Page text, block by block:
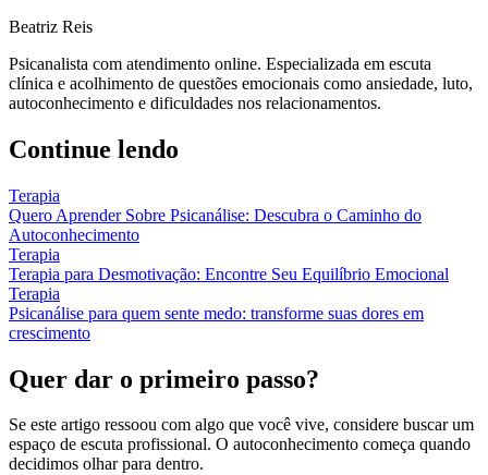
Beatriz Reis
Psicanalista com atendimento online. Especializada em escuta
clínica e acolhimento de questões emocionais como ansiedade, luto,
autoconhecimento e dificuldades nos relacionamentos.
Continue lendo
Terapia
Quero Aprender Sobre Psicanálise: Descubra o Caminho do
Autoconhecimento
Terapia
Terapia para Desmotivação: Encontre Seu Equilíbrio Emocional
Terapia
Psicanálise para quem sente medo: transforme suas dores em
crescimento
Quer dar o primeiro passo?
Se este artigo ressoou com algo que você vive, considere buscar um
espaço de escuta profissional. O autoconhecimento começa quando
decidimos olhar para dentro.